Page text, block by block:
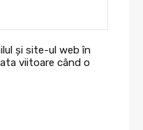
și site-ul web în
viitoare când o